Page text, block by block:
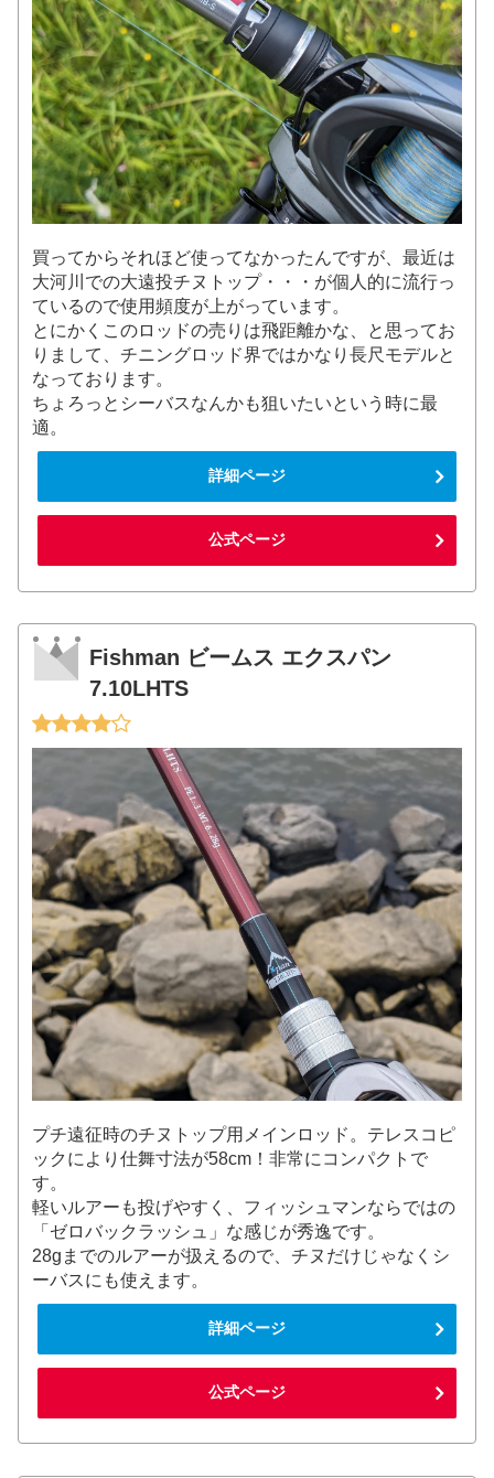
買ってからそれほど使ってなかったんですが、最近は
大河川での大遠投チヌトップ・・・が個人的に流行っ
ているので使用頻度が上がっています。
とにかくこのロッドの売りは飛距離かな、と思ってお
りまして、チニングロッド界ではかなり長尺モデルと
なっております。
ちょろっとシーバスなんかも狙いたいという時に最
適。
詳細ページ
公式ページ
Fishman ビームス エクスパン
7.10LHTS
プチ遠征時のチヌトップ用メインロッド。テレスコピ
ックにより仕舞寸法が58cm！非常にコンパクトで
す。
軽いルアーも投げやすく、フィッシュマンならではの
「ゼロバックラッシュ」な感じが秀逸です。
28gまでのルアーが扱えるので、チヌだけじゃなくシ
ーバスにも使えます。
詳細ページ
公式ページ